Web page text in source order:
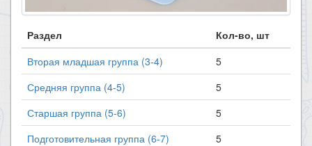
Раздел
Кол-во, шт
Вторая младшая группа (3-4)
5
Средняя группа (4-5)
5
Старшая группа (5-6)
5
Подготовительная группа (6-7)
5